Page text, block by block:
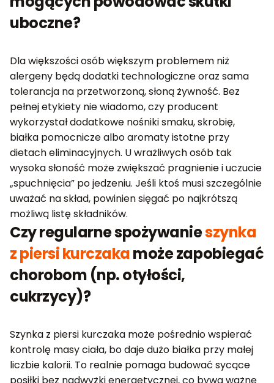
uboczne?
Dla większości osób większym problemem niż
alergeny będą dodatki technologiczne oraz sama
tolerancja na przetworzoną, słoną żywność. Bez
pełnej etykiety nie wiadomo, czy producent
wykorzystał dodatkowe nośniki smaku, skrobię,
białka pomocnicze albo aromaty istotne przy
dietach eliminacyjnych. U wrażliwych osób tak
wysoka słoność może zwiększać pragnienie i uczucie
„spuchnięcia” po jedzeniu. Jeśli ktoś musi szczególnie
uważać na skład, powinien sięgać po najkrótszą
możliwą listę składników.
Czy regularne spożywanieszynka
z piersi kurczakamoże zapobiegać
chorobom (np. otyłości,
cukrzycy)?
Szynka z piersi kurczaka może pośrednio wspierać
kontrolę masy ciała, bo daje dużo białka przy małej
liczbie kalorii. To realnie pomaga budować sycące